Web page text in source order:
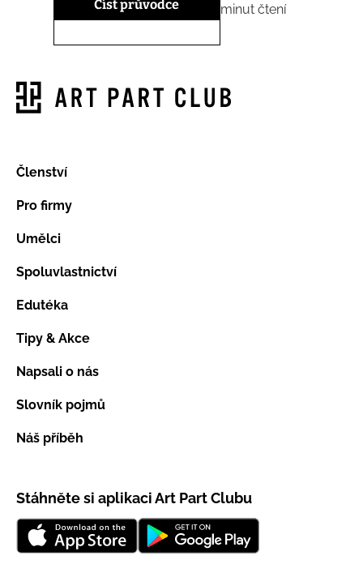
Číst průvodce
minut čtení
Členství
Pro firmy
Umělci
Spoluvlastnictví
Edutéka
Tipy & Akce
Napsali o nás
Slovník pojmů
Náš příběh
Stáhněte si aplikaci Art Part Clubu